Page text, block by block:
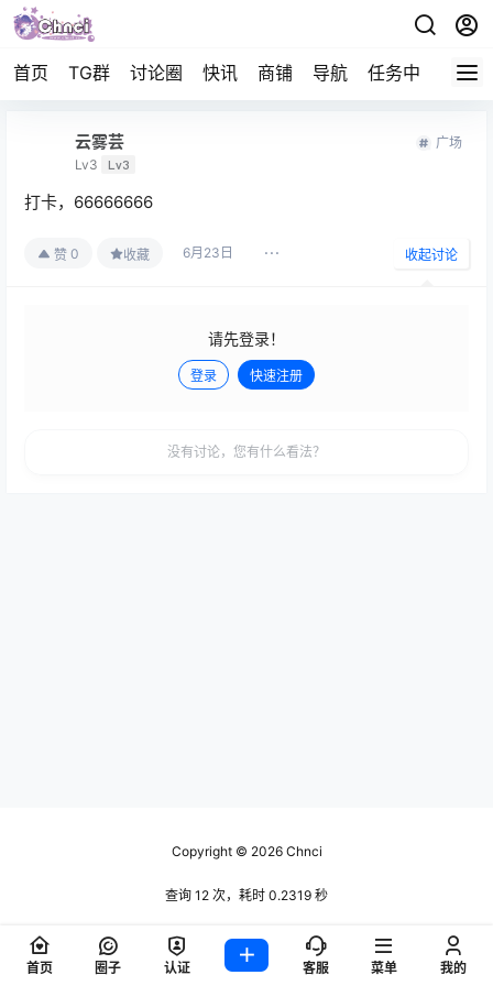
首页 TG群 讨论圈 快讯 商铺 导航 任务中心 帮助
云雾芸
Lv3 Lv3
广场
打卡，66666666
赞 0 收藏 6月23日 收起讨论
请先登录！
登录 快速注册
没有讨论，您有什么看法？
Copyright © 2026Chnci
查询 12 次，耗时 0.2319 秒
首页 圈子 认证 客服 菜单 我的